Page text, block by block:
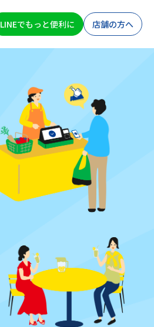
LINEでもっと便利に 店舗の方へ